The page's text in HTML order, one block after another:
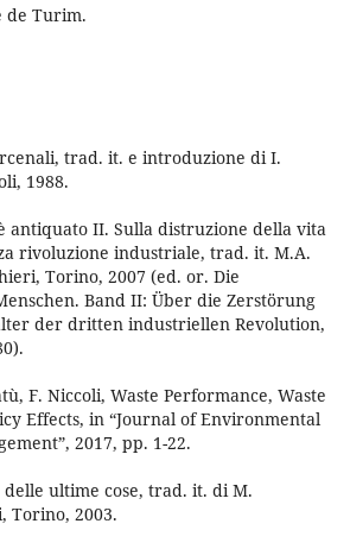
de Turim.
trad. it. e introduzione di I.
1988.
antiquato II. Sulla distruzione della vita
rivoluzione industriale, trad. it. M.A.
Torino, 2007 (ed. or. Die
Band II: Über die Zerstörung
der dritten industriellen Revolution,
F. Niccoli, Waste Performance, Waste
Effects, in “Journal of Environmental
2017, pp. 1-22.
delle ultime cose, trad. it. di M.
Torino, 2003.